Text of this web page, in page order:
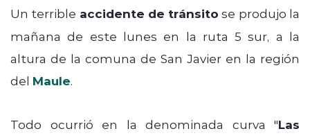
Un terrible accidente de tránsito se produjo la
mañana de este lunes en la ruta 5 sur, a la
altura de la comuna de San Javier en la región
del Maule.
Todo ocurrió en la denominada curva "Las